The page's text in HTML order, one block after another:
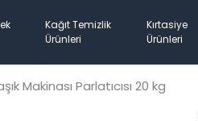
Kağıt Temizlik
Ürünleri
Kırtasiye
Ürünleri
Makinası Parlatıcısı 20 kg